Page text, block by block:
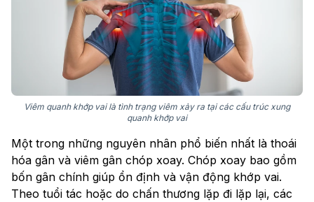
Viêm quanh khớp vai là tình trạng viêm xảy ra tại các cấu trúc xung
quanh khớp vai
Một trong những nguyên nhân phổ biến nhất là thoái
hóa gân và viêm gân chóp xoay. Chóp xoay bao gồm
bốn gân chính giúp ổn định và vận động khớp vai.
Theo tuổi tác hoặc do chấn thương lặp đi lặp lại, các